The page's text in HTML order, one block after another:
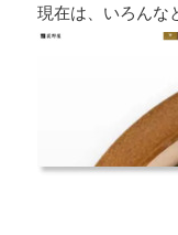
現在は、いろんな